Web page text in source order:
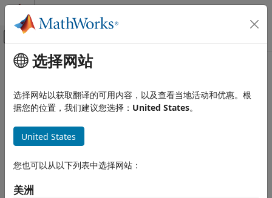
跳到内容
画布外导航菜单切换
文档主页
主要内容
选择网站
选择网站以获取翻译的可用内容，以及查看当地活动和优惠。根
据您的位置，我们建议您选择： United States。
United States
您也可以从以下列表中选择网站：
美洲